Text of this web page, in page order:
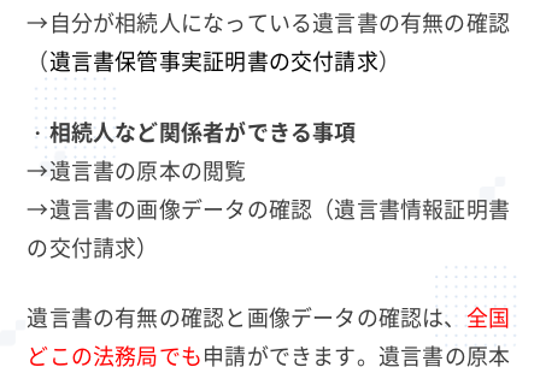
→自分が相続人になっている遺言書の有無の確認
（遺言書保管事実証明書の交付請求）
・相続人など関係者ができる事項
→遺言書の原本の閲覧
→遺言書の画像データの確認（遺言書情報証明書
の交付請求）
遺言書の有無の確認と画像データの確認は、全国
どこの法務局でも申請ができます。遺言書の原本